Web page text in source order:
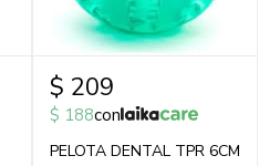
$ 209
$ 188con
PELOTA DENTAL TPR 6CM